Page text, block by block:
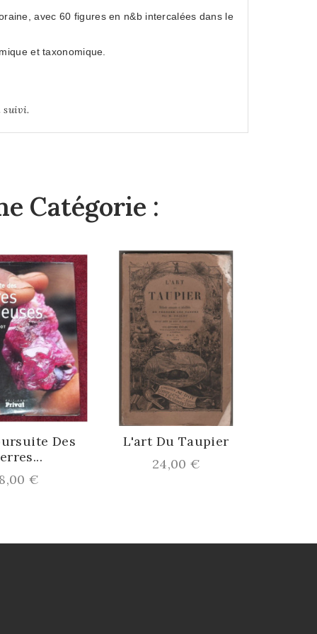
avec 60 figures en n&b intercalées dans le
et taxonomique.
suivi.
Catégorie :
Des
€
L'art Du Taupier
Prix
24,00 €